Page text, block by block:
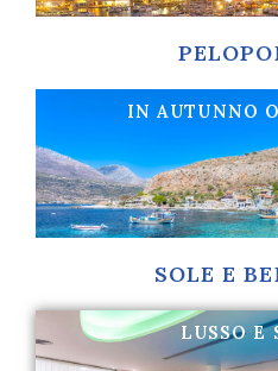
Scopri
IN AUTUNNO
Un viaggio
Scopri
SOLE E
LUSSO E